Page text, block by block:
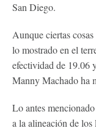
San Diego.
Aunque ciertas
lo mostrado en el
efectividad de 19.06
Manny Machado ha
Lo antes
a la alineación de los